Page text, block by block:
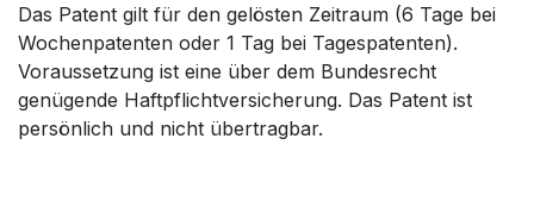
Das Patent gilt für den gelösten Zeitraum (6 Tage bei
Wochenpatenten oder 1 Tag bei Tagespatenten).
Voraussetzung ist eine über dem Bundesrecht
genügende Haftpflichtversicherung. Das Patent ist
persönlich und nicht übertragbar.